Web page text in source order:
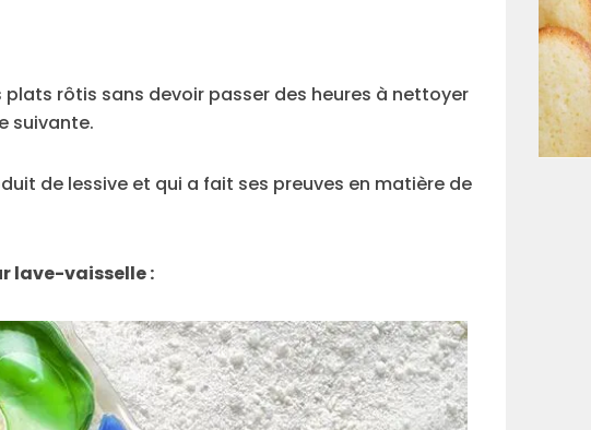
rôtis sans devoir passer des heures à nettoyer
suivante.
de lessive et qui a fait ses preuves en matière de
lave-vaisselle :